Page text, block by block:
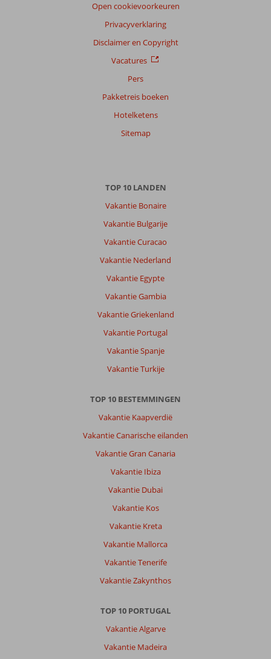
Open cookievoorkeuren
Privacyverklaring
Disclaimer en Copyright
Vacatures
Pers
Pakketreis boeken
Hotelketens
Sitemap
TOP 10 LANDEN
Vakantie Bonaire
Vakantie Bulgarije
Vakantie Curacao
Vakantie Nederland
Vakantie Egypte
Vakantie Gambia
Vakantie Griekenland
Vakantie Portugal
Vakantie Spanje
Vakantie Turkije
TOP 10 BESTEMMINGEN
Vakantie Kaapverdië
Vakantie Canarische eilanden
Vakantie Gran Canaria
Vakantie Ibiza
Vakantie Dubai
Vakantie Kos
Vakantie Kreta
Vakantie Mallorca
Vakantie Tenerife
Vakantie Zakynthos
TOP 10 PORTUGAL
Vakantie Algarve
Vakantie Madeira